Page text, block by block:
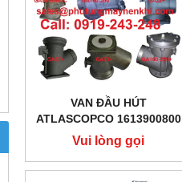
VAN ĐẦU HÚT
ATLASCOPCO 1613900800
Vui lòng gọi